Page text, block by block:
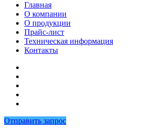
Главная
О компании
О продукции
Прайс-лист
Техническая информация
Контакты
Отправить запрос